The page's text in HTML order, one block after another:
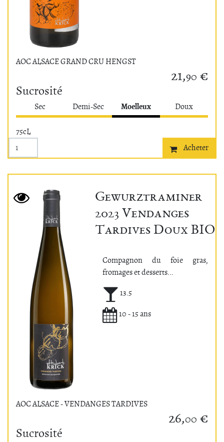
AOC ALSACE GRAND CRU HENGST
21,90 €
Sucrosité
Sec Demi-Sec Moelleux Doux
75cL
Acheter
Gewurztraminer
2023 Vendanges
Tardives Doux BIO
Compagnon du foie gras,
fromages et desserts...
Alcool (°)
13.5
Potentiel de garde
10 - 15 ans
AOC ALSACE - VENDANGES TARDIVES
26,00 €
Sucrosité